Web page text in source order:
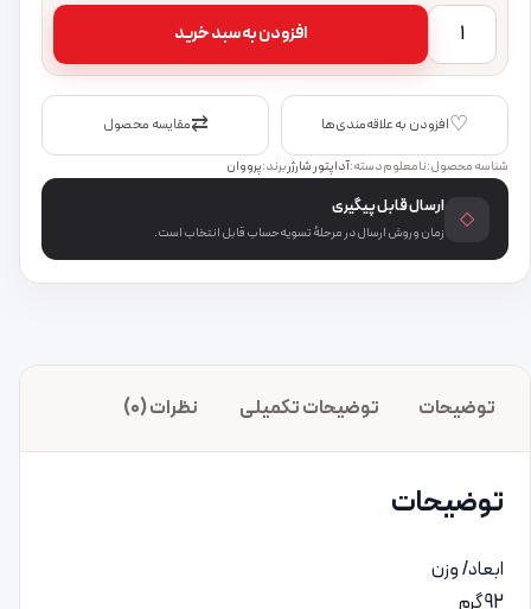
شارژر دیواری 40وات پرووان مدل PWC580 عدد افزودن به سبد خرید
♡افزودن به علاقه‌مندی‌ها ⇄مقایسه محصول
شناسه محصول:نامعلومدسته:آداپتور شارژربرند:پرووان
◇ ارسال قابل پیگیری
زمان و روش ارسال در مرحلهٔ تسویه‌حساب قابل انتخاب است.
توضیحات توضیحات تکمیلی نظرات (0)
توضیحات
ابعاد/ وزن
92 گرم